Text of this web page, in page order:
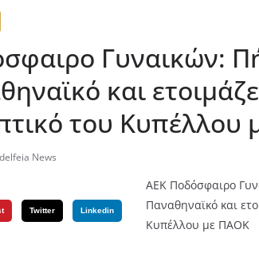
Γυναικών:
και
του Κυπέλλου
News
Twitter Linkedin
ΑΕΚ Ποδόσφαιρο
Παναθηναϊκό και
Κυπέλλου με ΠΑΟΚ